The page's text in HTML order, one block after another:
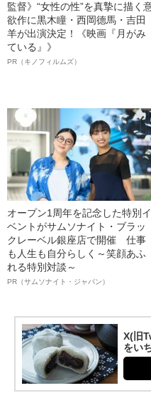
監督》“女性の性”を真摯に描く
欲作に黒木瞳・西岡德馬・吉田
羊が出演決定！《映画『月がみ
ている』》
PR（キノフィルムズ）
オープン1周年を記念した特別イ
ベントがサムソナイト・ブラッ
クレーベル銀座店で開催 仕事
も人生も自分らしく～笑顔あふ
れる特別対談～
PR（サムソナイト・ジャパン）
X(旧
をい